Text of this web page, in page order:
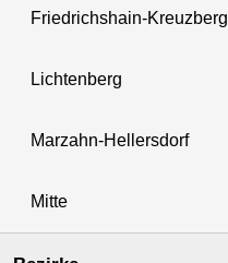
Friedrichshain-Kreuzberg
Lichtenberg
Marzahn-Hellersdorf
Mitte